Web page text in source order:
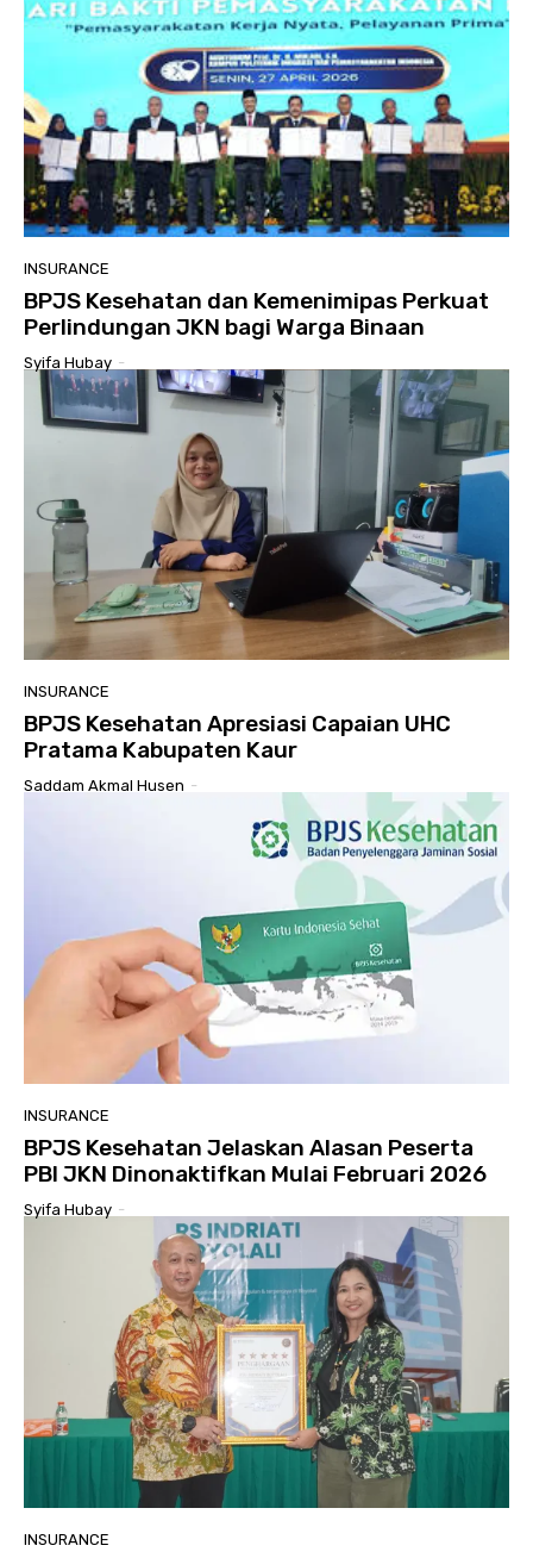
INSURANCE
BPJS Kesehatan dan Kemenimipas Perkuat
Perlindungan JKN bagi Warga Binaan
Syifa Hubay -
INSURANCE
BPJS Kesehatan Apresiasi Capaian UHC
Pratama Kabupaten Kaur
Saddam Akmal Husen -
INSURANCE
BPJS Kesehatan Jelaskan Alasan Peserta
PBI JKN Dinonaktifkan Mulai Februari 2026
Syifa Hubay -
INSURANCE